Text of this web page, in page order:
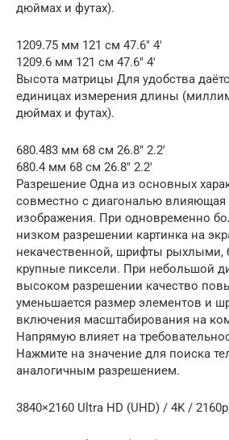
дюймах и футах).
1209.75 мм 121 см 47.6″ 4′
1209.6 мм 121 см 47.6″ 4′
Высота матрицы Для удобства
единицах измерения длины
дюймах и футах).
680.483 мм 68 см 26.8″ 2.2′
680.4 мм 68 см 26.8″ 2.2′
Разрешение Одна из основных
совместно с диагональю влияющая
изображения. При одновременно
низком разрешении картинка на
некачественной, шрифты рыхлыми,
крупные пиксели. При небольшой
высоком разрешении качество
уменьшается размер элементов и
включения масштабирования на
Напрямую влияет на
Нажмите на значение для поиска
аналогичным разрешением.
3840×2160 Ultra HD (UHD) / 4K / 2160p